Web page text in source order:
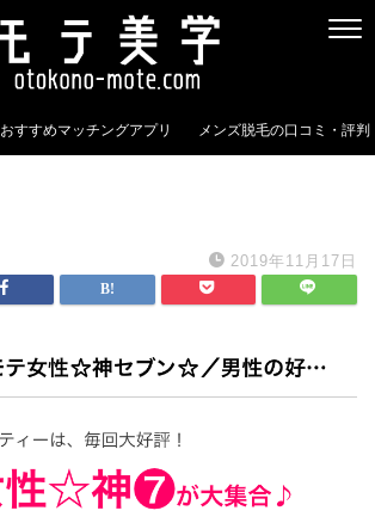
おすすめマッチングアプリ メンズ脱毛の口コミ・評判
2019年11月17日